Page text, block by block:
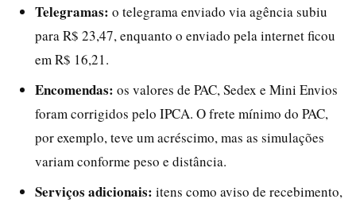
Telegramas: o telegrama enviado via agência subiu
para R$ 23,47, enquanto o enviado pela internet ficou
em R$ 16,21.
Encomendas: os valores de PAC, Sedex e Mini Envios
foram corrigidos pelo IPCA. O frete mínimo do PAC,
por exemplo, teve um acréscimo, mas as simulações
variam conforme peso e distância.
Serviços adicionais: itens como aviso de recebimento,